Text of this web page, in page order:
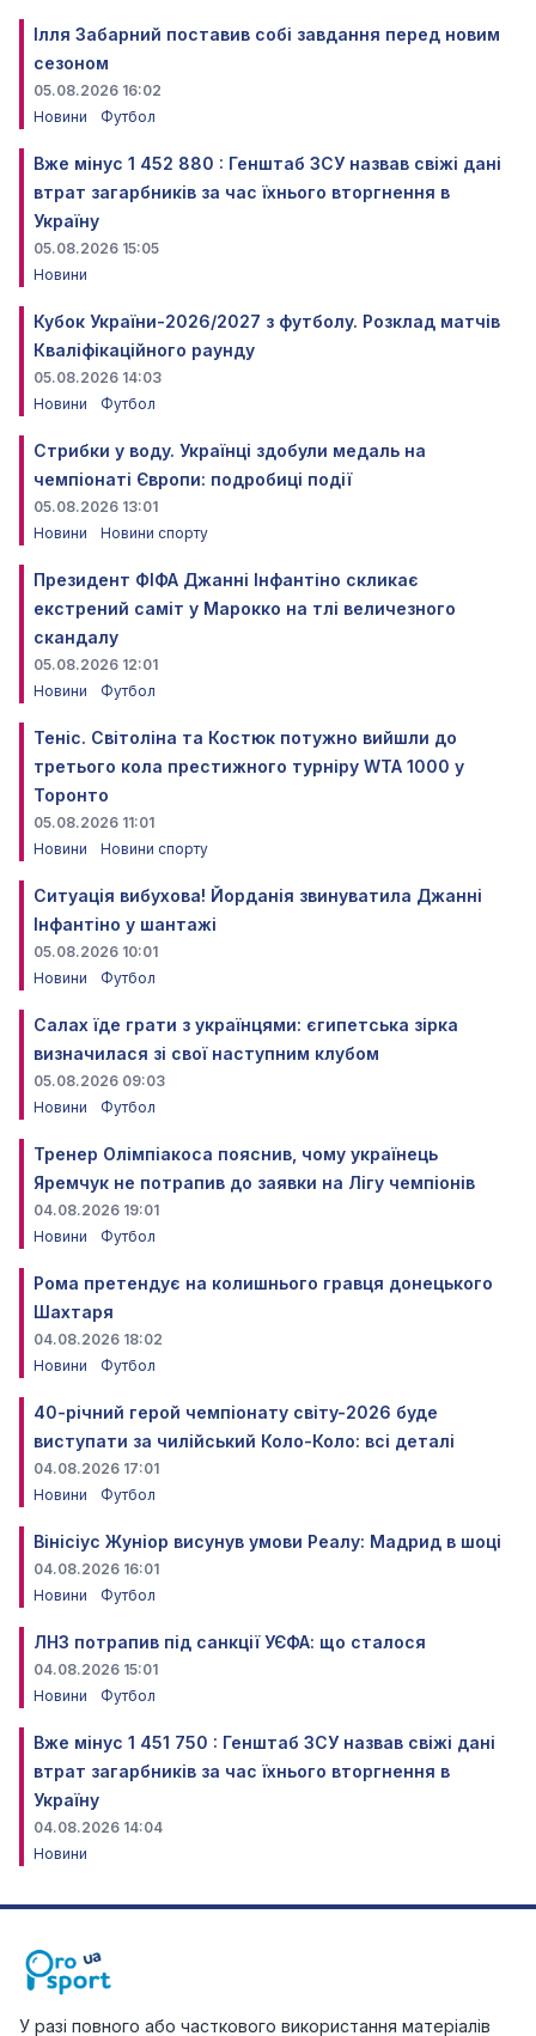
Ілля Забарний поставив собі завдання перед новим
сезоном
05.08.2026 16:02
Новини
Футбол
Вже мінус 1 452 880 : Генштаб ЗСУ назвав свіжі дані
втрат загарбників за час їхнього вторгнення в
Україну
05.08.2026 15:05
Новини
Кубок України-2026/2027 з футболу. Розклад матчів
Кваліфікаційного раунду
05.08.2026 14:03
Новини
Футбол
Стрибки у воду. Українці здобули медаль на
чемпіонаті Європи: подробиці події
05.08.2026 13:01
Новини
Новини спорту
Президент ФІФА Джанні Інфантіно скликає
екстрений саміт у Марокко на тлі величезного
скандалу
05.08.2026 12:01
Новини
Футбол
Теніс. Світоліна та Костюк потужно вийшли до
третього кола престижного турніру WTA 1000 у
Торонто
05.08.2026 11:01
Новини
Новини спорту
Ситуація вибухова! Йорданія звинуватила Джанні
Інфантіно у шантажі
05.08.2026 10:01
Новини
Футбол
Салах їде грати з українцями: єгипетська зірка
визначилася зі свої наступним клубом
05.08.2026 09:03
Новини
Футбол
Тренер Олімпіакоса пояснив, чому українець
Яремчук не потрапив до заявки на Лігу чемпіонів
04.08.2026 19:01
Новини
Футбол
Рома претендує на колишнього гравця донецького
Шахтаря
04.08.2026 18:02
Новини
Футбол
40-річний герой чемпіонату світу-2026 буде
виступати за чилійський Коло-Коло: всі деталі
04.08.2026 17:01
Новини
Футбол
Вінісіус Жуніор висунув умови Реалу: Мадрид в шоці
04.08.2026 16:01
Новини
Футбол
ЛНЗ потрапив під санкції УЄФА: що сталося
04.08.2026 15:01
Новини
Футбол
Вже мінус 1 451 750 : Генштаб ЗСУ назвав свіжі дані
втрат загарбників за час їхнього вторгнення в
Україну
04.08.2026 14:04
Новини
У разі повного або часткового використання матеріалів